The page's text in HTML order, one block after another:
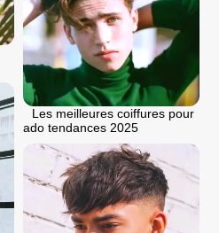
Les meilleures coiffures pour
ado tendances 2025